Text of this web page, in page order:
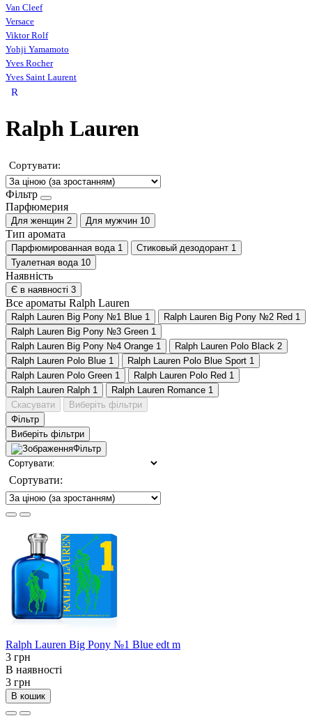
Van Cleef
Versace
Viktor Rolf
Yohji Yamamoto
Yves Rocher
Yves Saint Laurent
R
Ralph Lauren
Сортувати:
Фільтр
Парфюмерия
Для женщин 2 Для мужчин 10
Тип аромата
Парфюмированная вода 1 Стиковый дезодорант 1
Туалетная вода 10
Наявність
Є в наявності 3
Все ароматы Ralph Lauren
Ralph Lauren Big Pony №1 Blue 1 Ralph Lauren Big Pony №2 Red 1
Ralph Lauren Big Pony №3 Green 1
Ralph Lauren Big Pony №4 Orange 1 Ralph Lauren Polo Black 2
Ralph Lauren Polo Blue 1 Ralph Lauren Polo Blue Sport 1
Ralph Lauren Polo Green 1 Ralph Lauren Polo Red 1
Ralph Lauren Ralph 1 Ralph Lauren Romance 1
Скасувати
Виберіть фільтри
Фільтр
Виберіть фільтри
Фільтр
Сортувати:
Ralph Lauren Big Pony №1 Blue edt m
3 грн
В наявності
3 грн
В кошик